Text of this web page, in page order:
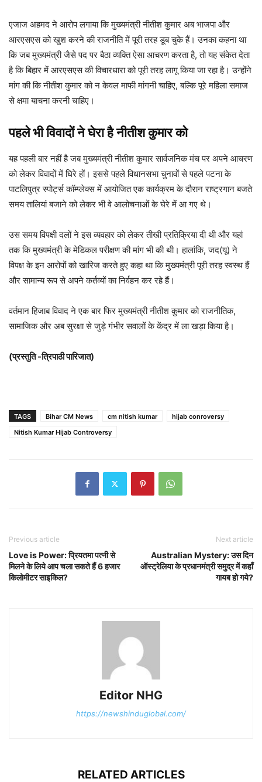
एजाज अहमद ने आरोप लगाया कि मुख्यमंत्री नीतीश कुमार अब भाजपा और
आरएसएस को खुश करने की राजनीति में पूरी तरह डूब चुके हैं। उनका कहना था
कि जब मुख्यमंत्री जैसे पद पर बैठा व्यक्ति ऐसा आचरण करता है, तो यह संकेत देता
है कि बिहार में आरएसएस की विचारधारा को पूरी तरह लागू किया जा रहा है। उन्होंने
मांग की कि नीतीश कुमार को न केवल माफी मांगनी चाहिए, बल्कि पूरे महिला समाज
से क्षमा याचना करनी चाहिए।
पहले भी विवादों ने घेरा है नीतीश कुमार को
यह पहली बार नहीं है जब मुख्यमंत्री नीतीश कुमार सार्वजनिक मंच पर अपने आचरण
को लेकर विवादों में घिरे हों। इससे पहले विधानसभा चुनावों से पहले पटना के
पाटलिपुत्र स्पोर्ट्स कॉम्प्लेक्स में आयोजित एक कार्यक्रम के दौरान राष्ट्रगान बजते
समय तालियां बजाने को लेकर भी वे आलोचनाओं के घेरे में आ गए थे।
उस समय विपक्षी दलों ने इस व्यवहार को लेकर तीखी प्रतिक्रिया दी थी और यहां
तक कि मुख्यमंत्री के मेडिकल परीक्षण की मांग भी की थी। हालांकि, जद(यू) ने
विपक्ष के इन आरोपों को खारिज करते हुए कहा था कि मुख्यमंत्री पूरी तरह स्वस्थ हैं
और सामान्य रूप से अपने कर्तव्यों का निर्वहन कर रहे हैं।
वर्तमान हिजाब विवाद ने एक बार फिर मुख्यमंत्री नीतीश कुमार को राजनीतिक,
सामाजिक और अब सुरक्षा से जुड़े गंभीर सवालों के केंद्र में ला खड़ा किया है।
(प्रस्तुति -त्रिपाठी पारिजात)
TAGS Bihar CM News cm nitish kumar
hijab conroversy
Nitish Kumar Hijab Controversy
Previous article
Love is Power: प्रियतमा पत्नी से
मिलने के लिये आप चला सकते हैं 6 हजार
किलोमीटर साइकिल?
Next article
Australian Mystery: उस दिन
ऑस्ट्रेलिया के प्रधानमंत्री समुद्र में कहाँ
गायब हो गये?
Editor NHG
https://newshinduglobal.com/
RELATED ARTICLES